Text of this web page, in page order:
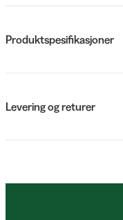
Produktspesifikasjoner
Levering og returer